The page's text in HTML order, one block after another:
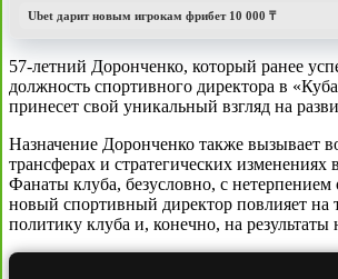
Ubet дарит новым игрокам фрибет 10 000 ₸
57-летний Доронченко, который ранее
должность спортивного директора в
принесет свой уникальный взгляд на
Назначение Доронченко также вызывает
трансферах и стратегических изменениях
Фанаты клуба, безусловно, с
новый спортивный директор повлияет на
политику клуба и, конечно, на результаты